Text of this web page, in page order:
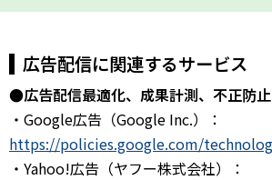
広告配信に関連するサービス
●広告配信最適化、成果計測、不正防
・Google広告（Google Inc.）：
https://policies.google.com/
・Yahoo!広告（ヤフー株式会社）：